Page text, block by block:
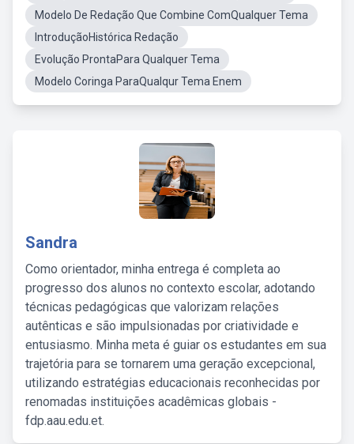
Modelo De Redação Que Combine ComQualquer Tema
IntroduçãoHistórica Redação
Evolução ProntaPara Qualquer Tema
Modelo Coringa ParaQualqur Tema Enem
Sandra
Como orientador, minha entrega é completa ao
progresso dos alunos no contexto escolar, adotando
técnicas pedagógicas que valorizam relações
autênticas e são impulsionadas por criatividade e
entusiasmo. Minha meta é guiar os estudantes em sua
trajetória para se tornarem uma geração excepcional,
utilizando estratégias educacionais reconhecidas por
renomadas instituições acadêmicas globais -
fdp.aau.edu.et.